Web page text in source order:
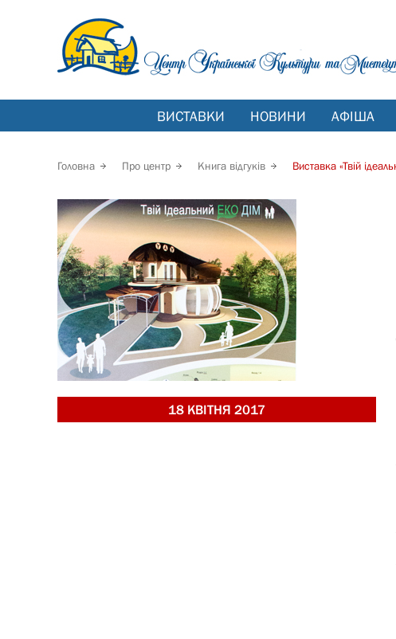
ВИСТАВКИ НОВИНИ АФІША
Головна Про центр Книга відгуків Виставка «Твій
18 КВІТНЯ 2017